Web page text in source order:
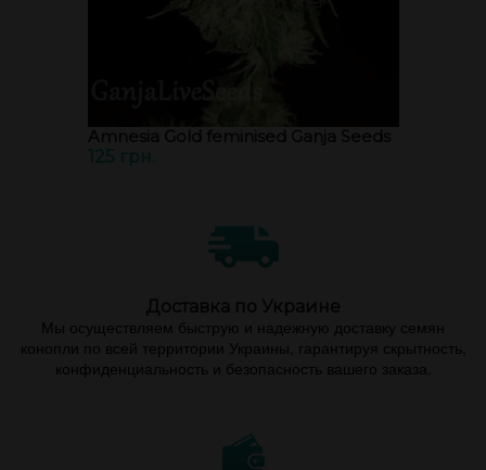
Мы осуществляем быструю и надежную доставку семян
конопли по всей территории Украины, гарантируя скрытность,
конфиденциальность и безопасность вашего заказа.